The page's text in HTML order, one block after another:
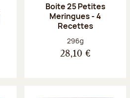
Boite 25 Petites
Meringues - 4
Recettes
Poids net :
296g
28,10 €